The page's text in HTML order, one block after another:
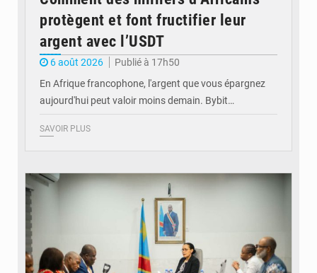
protègent et font fructifier leur
argent avec l’USDT
6 août 2026
Publié à 17h50
En Afrique francophone, l'argent que vous épargnez
aujourd'hui peut valoir moins demain. Bybit…
SAVOIR PLUS